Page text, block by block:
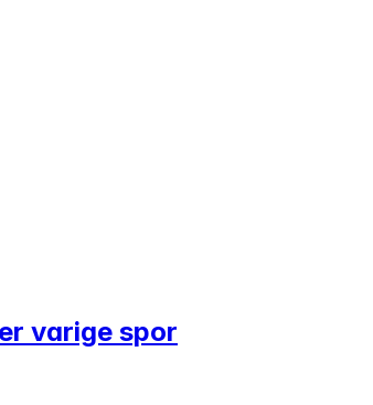
varige spor